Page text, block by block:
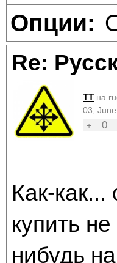
Опции:
Re:
TT на
03,
+
0
Как-
купить
нибудь